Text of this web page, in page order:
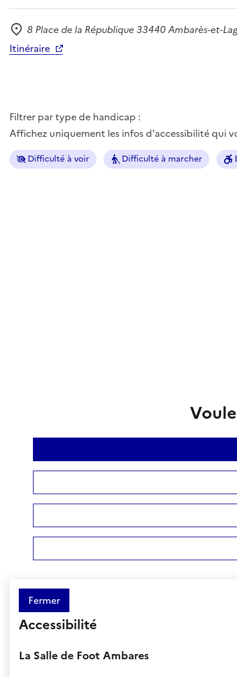
Adresse
8 Place de la République 33440 Ambarès-et-
Itinéraire
Filtrer par type de handicap :
Affichez uniquement les infos d'accessibilité qui
Difficulté à voir Difficulté à marcher
Fermer
Accessibilité
La Salle de Foot Ambares